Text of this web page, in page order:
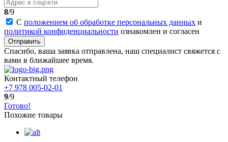
8/9
С положением об обработке персональных данных и
политикой конфиденциальности ознакомлен и согласен
Отправить
Спасибо, ваша заявка отправлена, наш специалист свяжется с
вами в ближайшее время.
Контактный телефон
+7 978 005-02-01
9/9
Готово!
Похожие товары